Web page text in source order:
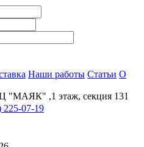
Наши работы Статьи О
"МАЯК" ,1 этаж, секция 131
225-07-19